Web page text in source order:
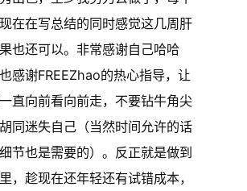
在在写总结的同时感觉这几周肝
也还可以。非常感谢自己哈哈
感谢FREEZhao的热心指导，让
直向前看向前走，不要钻牛角尖
同迷失自己（当然时间允许的话
节也是需要的）。反正就是做到
，趁现在还年轻还有试错成本，